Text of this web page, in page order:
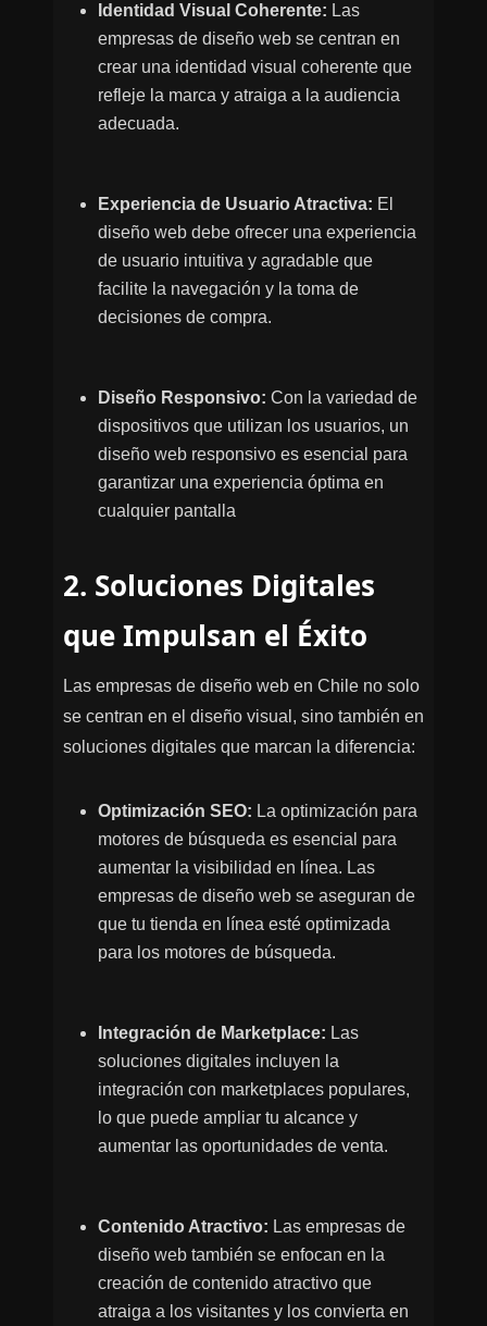
Identidad Visual Coherente: Las
empresas de diseño web se centran en
crear una identidad visual coherente que
refleje la marca y atraiga a la audiencia
adecuada.
Experiencia de Usuario Atractiva: El
diseño web debe ofrecer una experiencia
de usuario intuitiva y agradable que
facilite la navegación y la toma de
decisiones de compra.
Diseño Responsivo: Con la variedad de
dispositivos que utilizan los usuarios, un
diseño web responsivo es esencial para
garantizar una experiencia óptima en
cualquier pantalla
2. Soluciones Digitales
que Impulsan el Éxito
Las empresas de diseño web en Chile no solo
se centran en el diseño visual, sino también en
soluciones digitales que marcan la diferencia:
Optimización SEO: La optimización para
motores de búsqueda es esencial para
aumentar la visibilidad en línea. Las
empresas de diseño web se aseguran de
que tu tienda en línea esté optimizada
para los motores de búsqueda.
Integración de Marketplace: Las
soluciones digitales incluyen la
integración con marketplaces populares,
lo que puede ampliar tu alcance y
aumentar las oportunidades de venta.
Contenido Atractivo: Las empresas de
diseño web también se enfocan en la
creación de contenido atractivo que
atraiga a los visitantes y los convierta en